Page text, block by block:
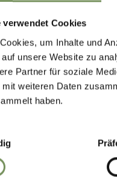
verwendet Cookies
um Inhalte und
unsere Website zu
Partner für soziale
weiteren Daten
haben.